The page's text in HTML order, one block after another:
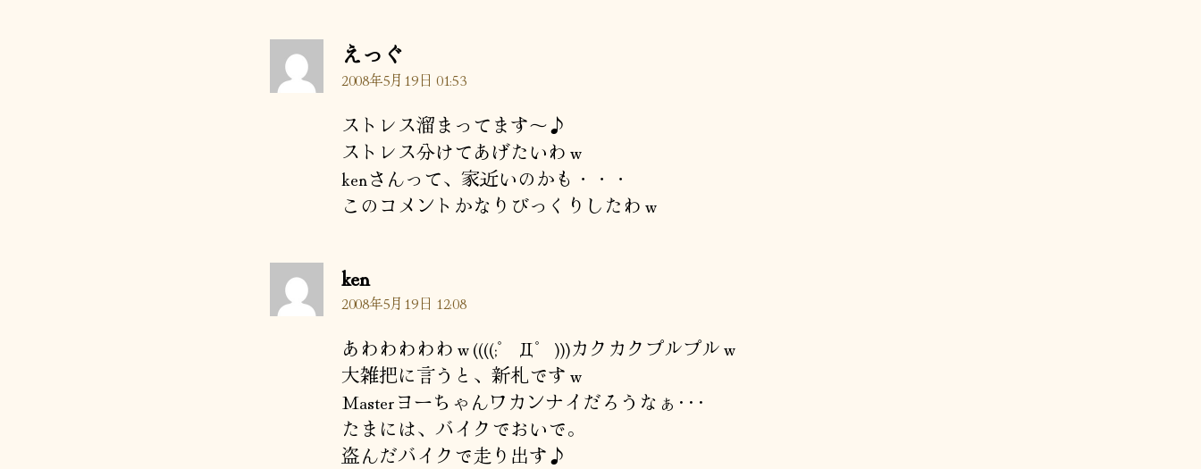
えっぐ
発
2008年5月19日 01:53
ストレス溜まってます～♪
ストレス分けてあげたいわｗ
kenさんって、家近いのかも・・・
このコメントかなりびっくりしたわｗ
kenの
発
2008年5月19日 12:08
あわわわわわｗ((((;゜Д゜)))カクカクプルプルｗ
大雑把に言うと、新札ですｗ
Masterヨーちゃんワカンナイだろうなぁ･･･
たまには、バイクでおいで。
盗んだバイクで走り出す♪